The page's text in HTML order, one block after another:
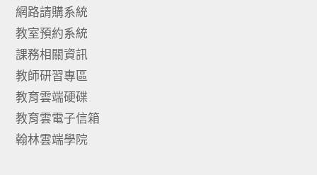
網路請購系統
教室預約系統
課務相關資訊
教師研習專區
教育雲端硬碟
教育雲電子信箱
翰林雲端學院